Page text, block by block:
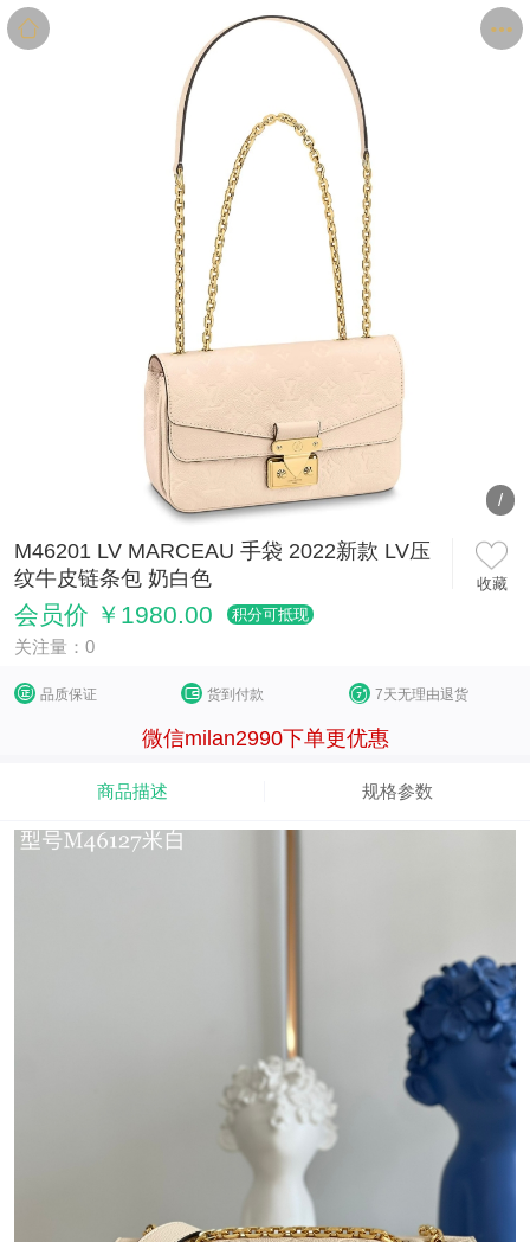
详情
/
M46201 LV MARCEAU 手袋 2022新款 LV压
纹牛皮链条包 奶白色
收藏
会员价 ￥1980.00 积分可抵现
关注量：0
品质保证 货到付款 7天无理由退货
微信milan2990下单更优惠
商品描述 规格参数